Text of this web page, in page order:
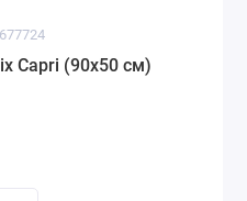
Capri (90х50 см)